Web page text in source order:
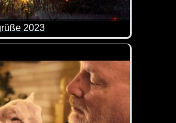
2023
ein sehr guter Vorschlag.